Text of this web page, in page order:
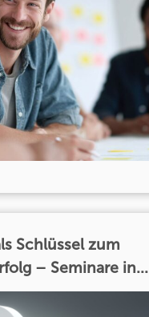
Schlüssel zum
– Seminare in...